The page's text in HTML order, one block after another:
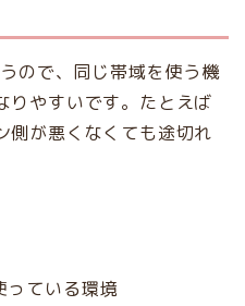
ので、同じ帯域を使う機
りやすいです。たとえば
側が悪くなくても途切れ
っている環境